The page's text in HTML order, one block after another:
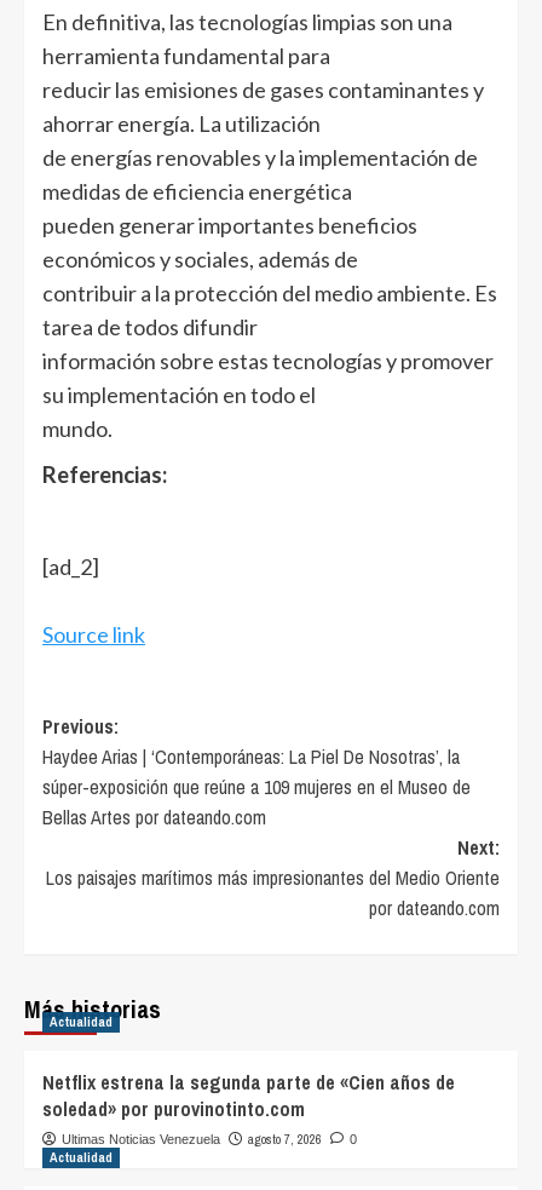
En definitiva, las tecnologías limpias son una
herramienta fundamental para
reducir las emisiones de gases contaminantes y
ahorrar energía. La utilización
de energías renovables y la implementación de
medidas de eficiencia energética
pueden generar importantes beneficios
económicos y sociales, además de
contribuir a la protección del medio ambiente. Es
tarea de todos difundir
información sobre estas tecnologías y promover
su implementación en todo el
mundo.
Referencias:
[ad_2]
Source link
Post
navigation
Previous:
Haydee Arias | ‘Contemporáneas: La Piel De Nosotras’, la
súper-exposición que reúne a 109 mujeres en el Museo de
Bellas Artes por dateando.com
Next:
Los paisajes marítimos más impresionantes del Medio Oriente
por dateando.com
Más historias
Actualidad
Netflix estrena la segunda parte de «Cien años de
soledad» por purovinotinto.com
Ultimas Noticias Venezuela agosto 7, 2026 0
Actualidad